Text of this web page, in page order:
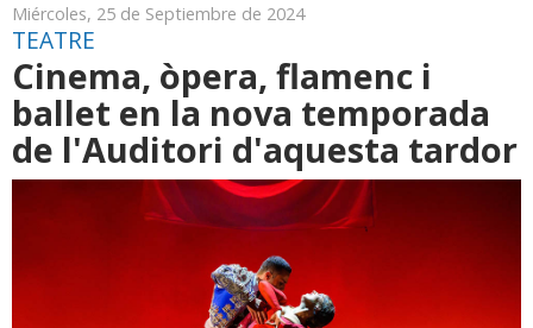
Miércoles, 25 de Septiembre de 2024
TEATRE
Cinema, òpera, flamenc i
ballet en la nova temporada
de l'Auditori d'aquesta tardor